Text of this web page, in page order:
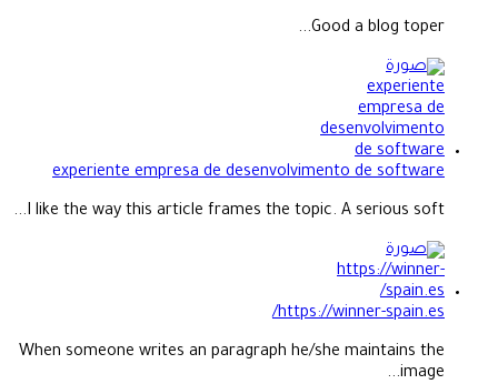
Good a blog toper...
experiente empresa de desenvolvimento de software
I like the way this article frames the topic. A serious soft...
https://winner-spain.es/
When someone writes an paragraph he/she maintains the
image...